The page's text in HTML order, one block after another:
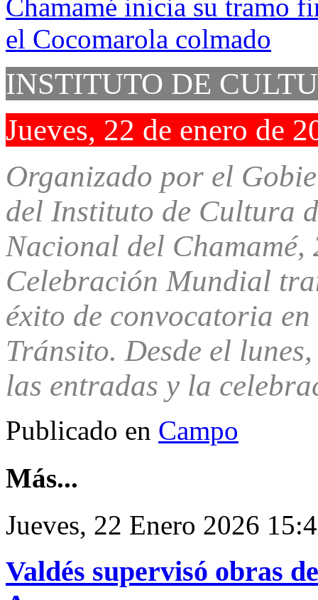
INSTITUTO DE
Jueves, 22 de enero de
Organizado por el
del Instituto de Cultura
Nacional del Chamamé,
Celebración Mundial
éxito de convocatoria
Tránsito. Desde el
las entradas y la
Publicado en Campo
Más...
Jueves, 22 Enero 2026
Valdés supervisó obras